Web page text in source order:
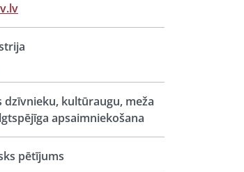
dzīvnieku, kultūraugu, meža
apsaimniekošana
pētījums